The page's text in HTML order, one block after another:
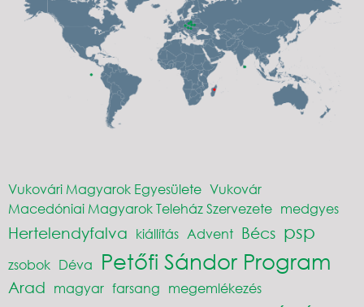
Vukovári Magyarok Egyesülete Vukovár
Macedóniai Magyarok Teleház Szervezete medgyes
Hertelendyfalva kiállítás Advent Bécs psp
zsobok Déva Petőfi Sándor Program
Arad magyar farsang megemlékezés